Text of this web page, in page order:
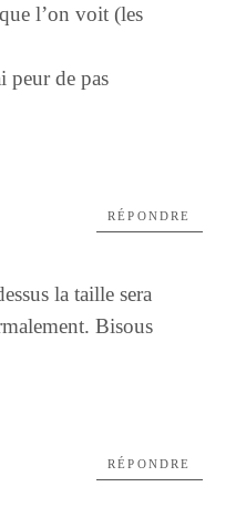
l’on voit (les
peur de pas
la taille sera
Bisous
RÉPONDRE
RÉPONDRE